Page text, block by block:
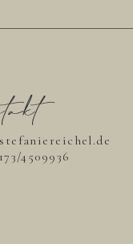
4509936